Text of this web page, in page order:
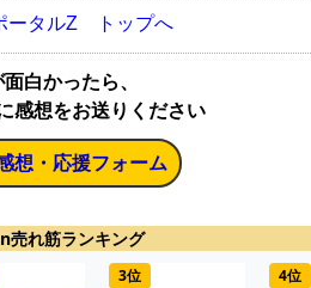
ータルZ トップへ
白かったら、
感想をお送りください
想・応援フォーム
売れ筋ランキング
3位 4位